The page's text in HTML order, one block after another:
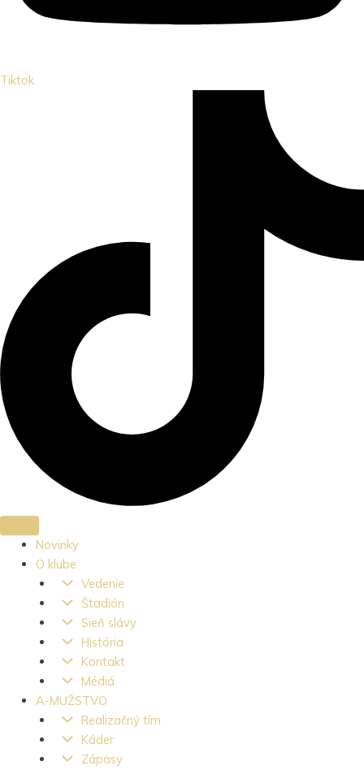
Tiktok
Novinky
O klube
Vedenie
Štadión
Sieň slávy
História
Kontakt
Médiá
A-MUŽSTVO
Realizačný tím
Káder
Zápasy